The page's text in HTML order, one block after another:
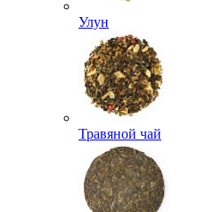
Улун
Травяной чай